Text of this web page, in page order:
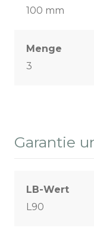
100 mm
Menge
3
Garantie
LB-Wert
L90